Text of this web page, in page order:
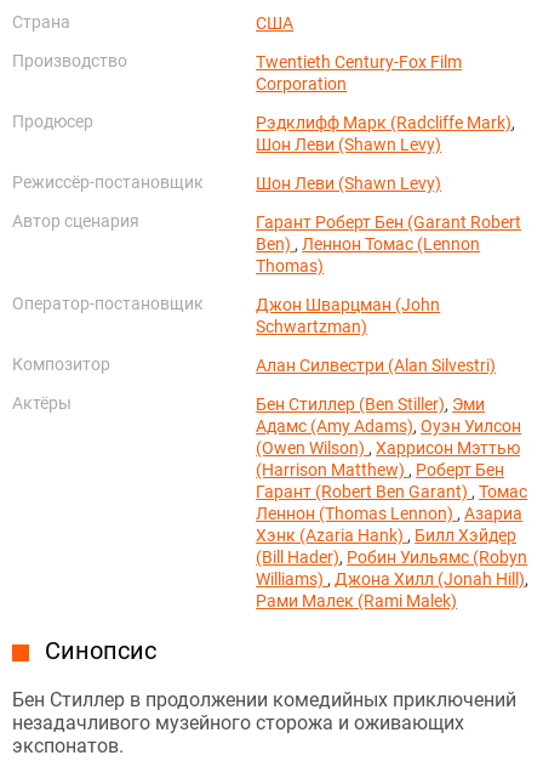
Страна
США
Производство
Twentieth Century-Fox Film
Corporation
Продюсер
Рэдклифф Марк (Radcliffe Mark),
Шон Леви (Shawn Levy)
Режиссёр-постановщик
Шон Леви (Shawn Levy)
Автор сценария
Гарант Роберт Бен (Garant Robert
Ben) , Леннон Томас (Lennon
Thomas)
Оператор-постановщик
Джон Шварцман (John
Schwartzman)
Композитор
Алан Силвестри (Alan Silvestri)
Актёры
Бен Стиллер (Ben Stiller), Эми
Адамс (Amy Adams),Оуэн Уилсон
(Owen Wilson) ,Харрисон Мэттью
(Harrison Matthew) , Роберт Бен
Гарант (Robert Ben Garant) ,Томас
Леннон (Thomas Lennon) ,Азариа
Хэнк (Azaria Hank) , Билл Хэйдер
(Bill Hader), Робин Уильямс (Robyn
Williams) , Джона Хилл (Jonah Hill),
Рами Малек (Rami Malek)
Синопсис
Бен Стиллер в продолжении комедийных приключений
незадачливого музейного сторожа и оживающих
экспонатов.